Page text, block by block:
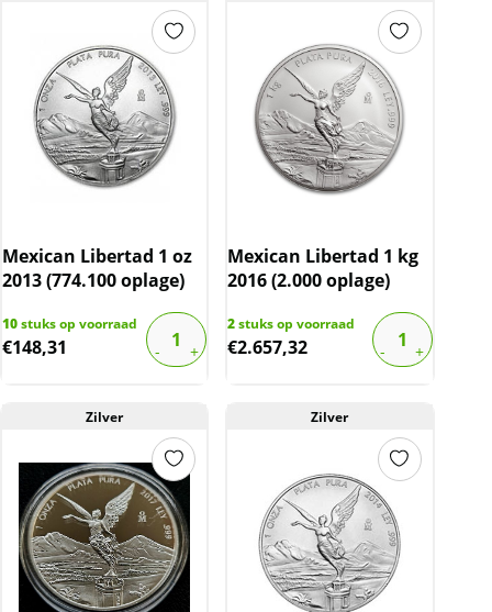
Mexican Libertad 1 oz
2013 (774.100 oplage)
10stuks op voorraad
€148,31
Mexican Libertad 1 kg
2016 (2.000 oplage)
2stuks op voorraad
€2.657,32
Zilver Zilver